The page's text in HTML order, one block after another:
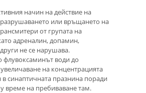
начин на действие на
разрушаването или връщането на
от групата на
адреналин, допамин,
не се нарушава.
флувоксаминът води до
на концентрацията
в синаптичната празнина поради
време на пребиваване там.